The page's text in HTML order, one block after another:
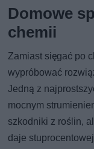
Domowe
chemii
Zamiast sięgać po
wypróbować
Jedną z
mocnym
szkodniki z roślin,
daje